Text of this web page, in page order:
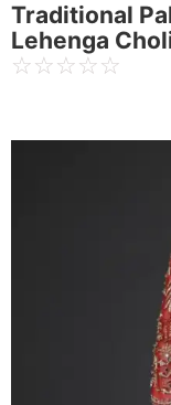
Traditional
Lehenga
☆☆☆☆☆